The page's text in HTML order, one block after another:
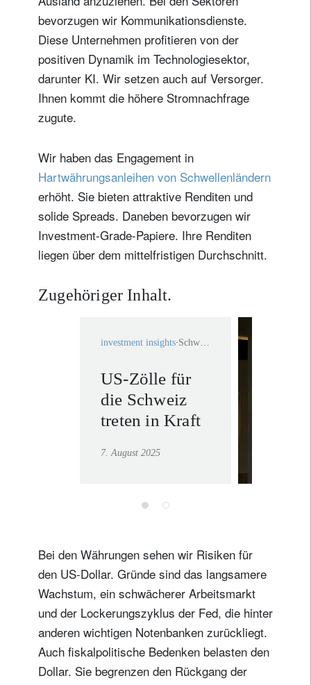
bevorzugen wir Kommunikationsdienste.
Diese Unternehmen profitieren von der
positiven Dynamik im Technologiesektor,
darunter KI. Wir setzen auch auf Versorger.
Ihnen kommt die höhere Stromnachfrage
zugute.
Wir haben das Engagement in
Hartwährungsanleihen von Schwellenländern
erhöht. Sie bieten attraktive Renditen und
solide Spreads. Daneben bevorzugen wir
Investment-Grade-Papiere. Ihre Renditen
liegen über dem mittelfristigen Durchschnitt.
Zugehöriger Inhalt.
investment insights Schweiz
US-Zölle für
die Schweiz
treten in Kraft
7. August 2025
Bei den Währungen sehen wir Risiken für
den US-Dollar. Gründe sind das langsamere
Wachstum, ein schwächerer Arbeitsmarkt
und der Lockerungszyklus der Fed, die hinter
anderen wichtigen Notenbanken zurückliegt.
Auch fiskalpolitische Bedenken belasten den
Dollar. Sie begrenzen den Rückgang der
Ihre Informationen werden in Übereinstimmung
mit unsererDatenschutzerklärung verwendet
registrieren